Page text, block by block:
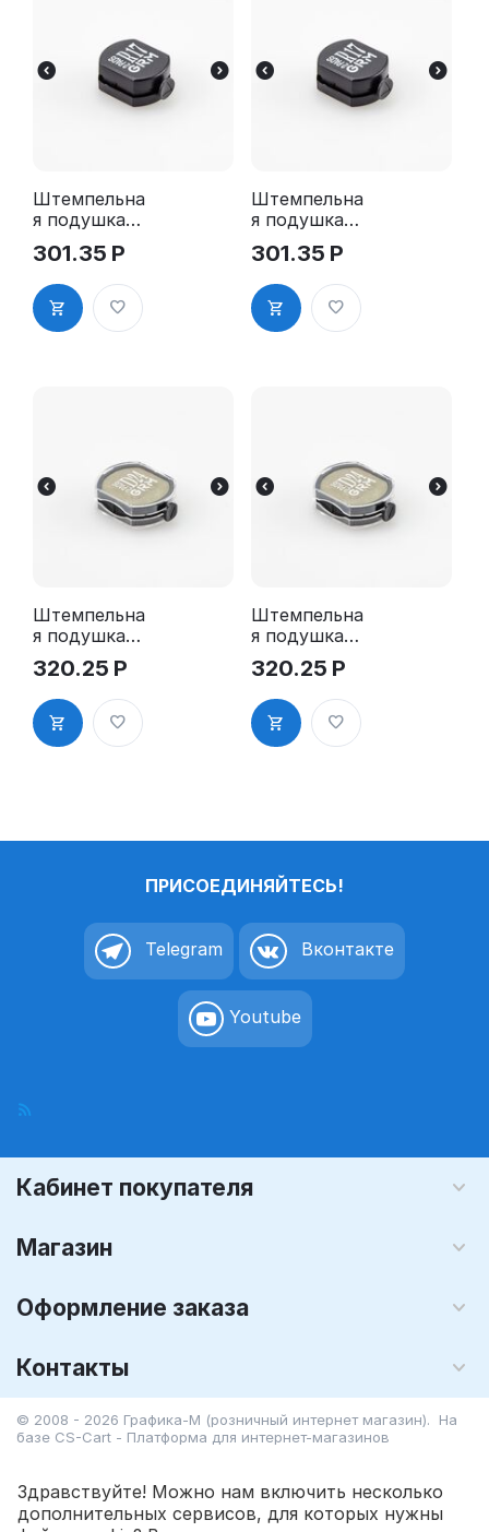
Штемпельна
я подушка
для GRM R17
2Pads
301.35 Р
Штемпельна
я подушка
для GRM R17
2Pads, синяя
301.35 Р
Штемпельна
я подушка
для GRM
R24 2Pads
320.25 Р
Штемпельна
я подушка
для GRM
R24 2Pads,
синяя
320.25 Р
ПРИСОЕДИНЯЙТЕСЬ!
Telegram Вконтакте
Youtube
Кабинет покупателя
Магазин
Оформление заказа
Контакты
© 2008 - 2026 Графика-М (розничный интернет магазин). На
базе CS-Cart - Платформа для интернет-магазинов
Здравствуйте! Можно нам включить несколько
дополнительных сервисов, для которых нужны